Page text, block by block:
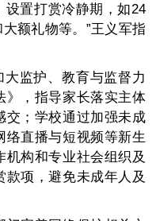
置打赏冷静期，如24
额礼物等。”王义军指
监护、教育与监督力
》，指导家长落实主体
交；学校通过加强未成
直播与短视频等新生
构和专业社会组织及
项，避免未成年人及